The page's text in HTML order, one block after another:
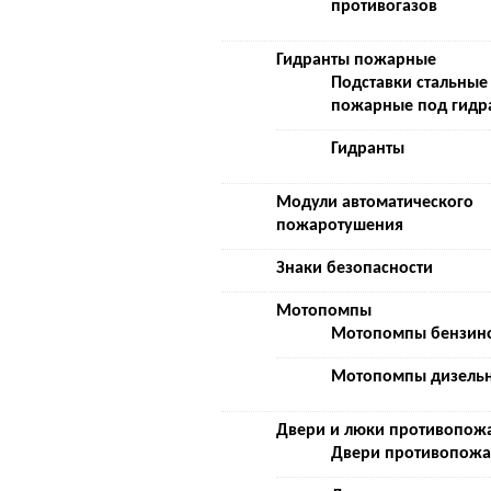
противогазов
Гидранты пожарные
Подставки стальные
пожарные под
Гидранты
Модули автоматического
пожаротушения
Знаки безопасности
Мотопомпы
Мотопомпы
Мотопомпы
Двери и люки
Двери